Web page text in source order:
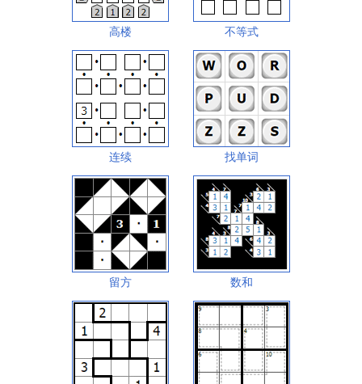
高楼 不等式
连续 找单词
留方 数和